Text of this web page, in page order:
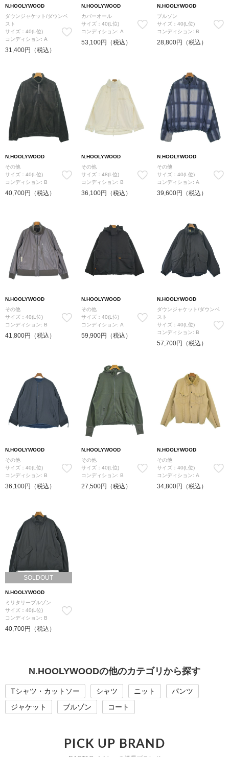
N.HOOLYWOOD
ダウンジャケット/ダウンベ
スト
サイズ：40(L位)
コンディション: A
31,400円（税込）
N.HOOLYWOOD
カバーオール
サイズ：40(L位)
コンディション: A
53,100円（税込）
N.HOOLYWOOD
ブルゾン
サイズ：40(L位)
コンディション: B
28,800円（税込）
N.HOOLYWOOD
その他
サイズ：40(L位)
コンディション: B
40,700円（税込）
N.HOOLYWOOD
その他
サイズ：48(L位)
コンディション: B
36,100円（税込）
N.HOOLYWOOD
その他
サイズ：40(L位)
コンディション: A
39,600円（税込）
N.HOOLYWOOD
その他
サイズ：40(L位)
コンディション: B
41,800円（税込）
N.HOOLYWOOD
その他
サイズ：40(L位)
コンディション: A
59,900円（税込）
N.HOOLYWOOD
ダウンジャケット/ダウンベ
スト
サイズ：40(L位)
コンディション: B
57,700円（税込）
N.HOOLYWOOD
その他
サイズ：40(L位)
コンディション: B
36,100円（税込）
N.HOOLYWOOD
その他
サイズ：40(L位)
コンディション: B
27,500円（税込）
N.HOOLYWOOD
その他
サイズ：40(L位)
コンディション: A
34,800円（税込）
SOLDOUT
N.HOOLYWOOD
ミリタリーブルゾン
サイズ：40(L位)
コンディション: B
40,700円（税込）
N.HOOLYWOODの他のカテゴリから探す
Tシャツ・カットソー シャツ ニット
パンツ
ジャケット
ブルゾン コート
PICK UP BRAND